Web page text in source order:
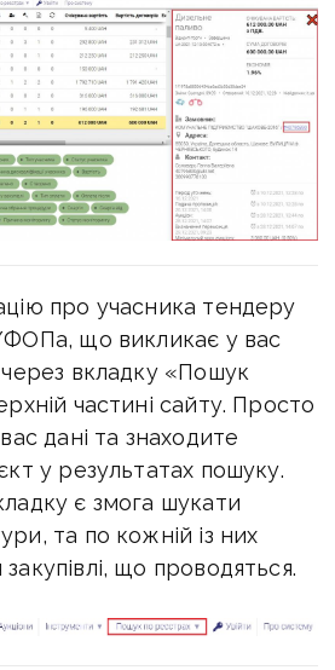
про учасника тендеру
що викликає у вас
вкладку «Пошук
частині сайту. Просто
дані та знаходите
у результатах пошуку.
є змога шукати
та по кожній із них
що проводяться.